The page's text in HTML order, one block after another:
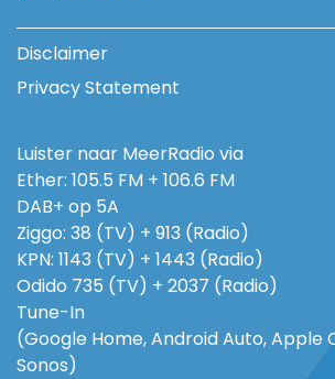
Disclaimer
Privacy Statement
Luister naar MeerRadio via
Ether: 105.5 FM + 106.6 FM
DAB+ op 5A
Ziggo: 38 (TV) + 913 (Radio)
KPN: 1143 (TV) + 1443 (Radio)
Odido 735 (TV) + 2037 (Radio)
Tune-In
(Google Home, Android Auto, Apple
Sonos)